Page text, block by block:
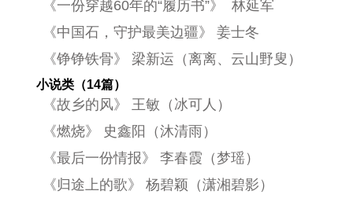
《一份穿越60年的“履历书”》
林延军
《中国石，守护最美边疆》 姜士冬
《铮铮铁骨》 梁新运（离离、云山野叟）
小说类（14篇）
《故乡的风》 王敏（冰可人）
《燃烧》 史鑫阳（沐清雨）
《最后一份情报》 李春霞（梦瑶）
《归途上的歌》
杨碧颖（潇湘碧影）